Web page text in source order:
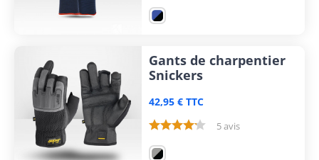
Gants de charpentier
Snickers
42,95 € TTC
5 avis